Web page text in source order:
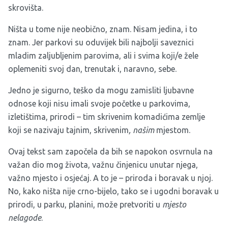
skrovišta.
Ništa u tome nije neobično, znam. Nisam jedina, i to
znam. Jer parkovi su oduvijek bili najbolji saveznici
mladim zaljubljenim parovima, ali i svima koji/e žele
oplemeniti svoj dan, trenutak i, naravno, sebe.
Jedno je sigurno, teško da mogu zamisliti ljubavne
odnose koji nisu imali svoje početke u parkovima,
izletištima, prirodi – tim skrivenim komadićima zemlje
koji se nazivaju tajnim, skrivenim, našim mjestom.
Ovaj tekst sam započela da bih se napokon osvrnula na
važan dio mog života, važnu činjenicu unutar njega,
važno mjesto i osjećaj. A to je – priroda i boravak u njoj.
No, kako ništa nije crno-bijelo, tako se i ugodni boravak u
prirodi, u parku, planini, može pretvoriti u mjesto
nelagode.